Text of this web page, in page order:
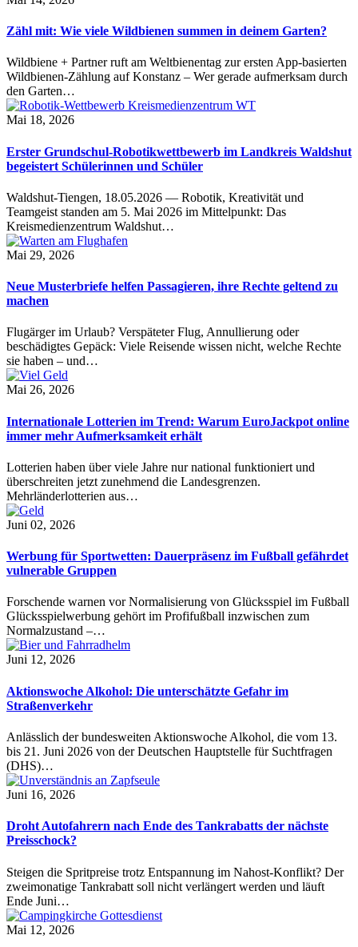
Zähl mit: Wie viele Wildbienen summen in deinem Garten?
Wildbiene + Partner ruft am Weltbienentag zur ersten App-basierten
Wildbienen-Zählung auf Konstanz – Wer gerade aufmerksam durch
den Garten…
Mai 18, 2026
Erster Grundschul-Robotikwettbewerb im Landkreis Waldshut
begeistert Schülerinnen und Schüler
Waldshut-Tiengen, 18.05.2026 — Robotik, Kreativität und
Teamgeist standen am 5. Mai 2026 im Mittelpunkt: Das
Kreismedienzentrum Waldshut…
Mai 29, 2026
Neue Musterbriefe helfen Passagieren, ihre Rechte geltend zu
machen
Flugärger im Urlaub? Verspäteter Flug, Annullierung oder
beschädigtes Gepäck: Viele Reisende wissen nicht, welche Rechte
sie haben – und…
Mai 26, 2026
Internationale Lotterien im Trend: Warum EuroJackpot online
immer mehr Aufmerksamkeit erhält
Lotterien haben über viele Jahre nur national funktioniert und
überschreiten jetzt zunehmend die Landesgrenzen.
Mehrländerlotterien aus…
Juni 02, 2026
Werbung für Sportwetten: Dauerpräsenz im Fußball gefährdet
vulnerable Gruppen
Forschende warnen vor Normalisierung von Glücksspiel im Fußball
Glücksspielwerbung gehört im Profifußball inzwischen zum
Normalzustand –…
Juni 12, 2026
Aktionswoche Alkohol: Die unterschätzte Gefahr im
Straßenverkehr
Anlässlich der bundesweiten Aktionswoche Alkohol, die vom 13.
bis 21. Juni 2026 von der Deutschen Hauptstelle für Suchtfragen
(DHS)…
Juni 16, 2026
Droht Autofahrern nach Ende des Tankrabatts der nächste
Preisschock?
Steigen die Spritpreise trotz Entspannung im Nahost-Konflikt? Der
zweimonatige Tankrabatt soll nicht verlängert werden und läuft
Ende Juni…
Mai 12, 2026